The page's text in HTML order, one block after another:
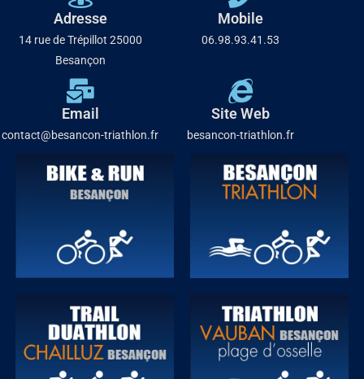
Adresse
14 rue de Trépillot 25000
Besançon
Mobile
06.98.93.41.53
Email
contact@besancon-triathlon.fr
Site Web
besancon-triathlon.fr